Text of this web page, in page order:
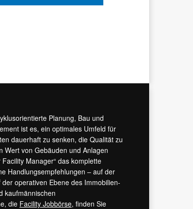
Planung, Bau und
ist es, ein optimales Umfeld für
dauerhaft zu senken, die Qualität zu
Wert von Gebäuden und Anlagen
Manager“ das komplette
Handlungsempfehlungen – auf der
operativen Ebene des Immobilien-
kaufmännischen
die Facility Jobbörse, finden Sie